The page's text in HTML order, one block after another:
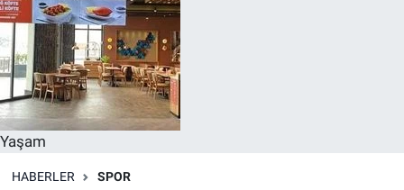
Yaşam
HABERLER SPOR